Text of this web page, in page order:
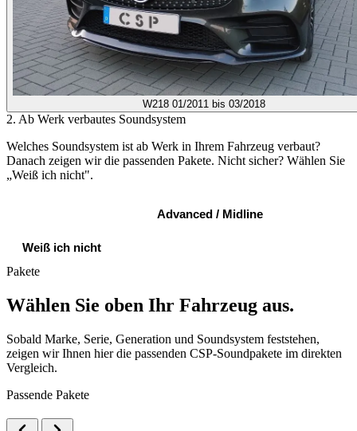
W218 01/2011 bis 03/2018
2. Ab Werk verbautes Soundsystem
Welches Soundsystem ist ab Werk in Ihrem Fahrzeug verbaut?
Danach zeigen wir die passenden Pakete. Nicht sicher? Wählen Sie
„Weiß ich nicht".
Advanced / Midline
Weiß ich nicht
Pakete
Wählen Sie oben Ihr Fahrzeug aus.
Sobald Marke, Serie, Generation und Soundsystem feststehen,
zeigen wir Ihnen hier die passenden CSP-Soundpakete im direkten
Vergleich.
Passende Pakete